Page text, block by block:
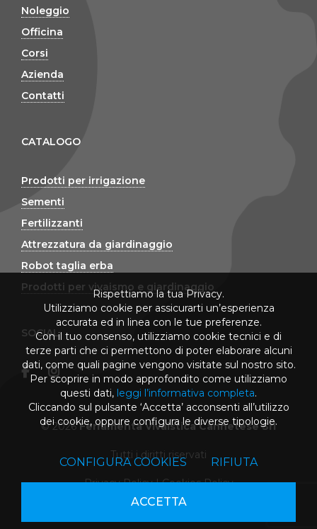
Noleggio
Officina
Corsi
Azienda
Contatti
CATALOGO
Prodotti per irrigazione
Sementi
Fertilizzanti
Attrezzatura da giardinaggio
Robot taglia erba
Prodotti per vivaismo e giardinaggio
SOCIAL
© 2026Ferramenta Vivaistica Cannetese Srl
Tutti i diritti riservati
Privacy Policy|Cookies Policy
Rispettiamo la tua Privacy.
Utilizziamo cookie per assicurarti un’esperienza
accurata ed in linea con le tue preferenze.
Con il tuo consenso, utilizziamo cookie tecnici e di
terze parti che ci permettono di poter elaborare alcuni
dati, come quali pagine vengono visitate sul nostro sito.
Per scoprire in modo approfondito come utilizziamo
questi dati, leggi l’informativa completa.
Cliccando sul pulsante ‘Accetta’ acconsenti all’utilizzo
dei cookie, oppure configura le diverse tipologie.
CONFIGURA COOKIES RIFIUTA
ACCETTA